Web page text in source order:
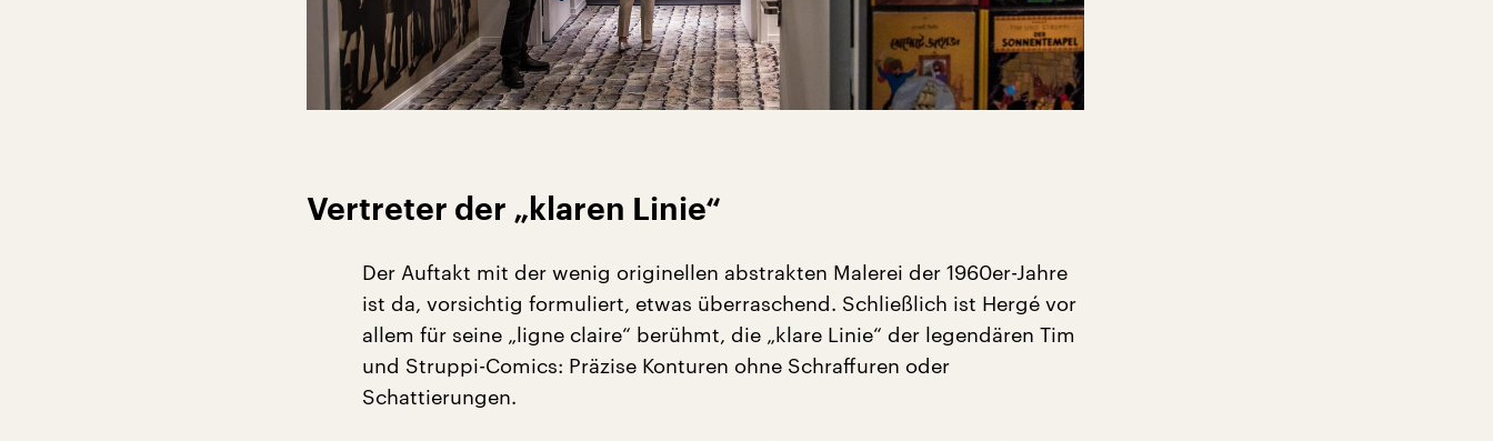
Vertreter der „klaren Linie“
Der Auftakt mit der wenig originellen abstrakten Malerei der 1960er-Jahre
ist da, vorsichtig formuliert, etwas überraschend. Schließlich ist Hergé vor
allem für seine „ligne claire“ berühmt, die „klare Linie“ der legendären Tim
und Struppi-Comics: Präzise Konturen ohne Schraffuren oder
Schattierungen.